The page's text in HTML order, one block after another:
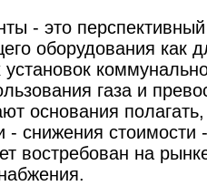
- это
оборудования как
газа и
основания
снижения стоимости -
востребован на